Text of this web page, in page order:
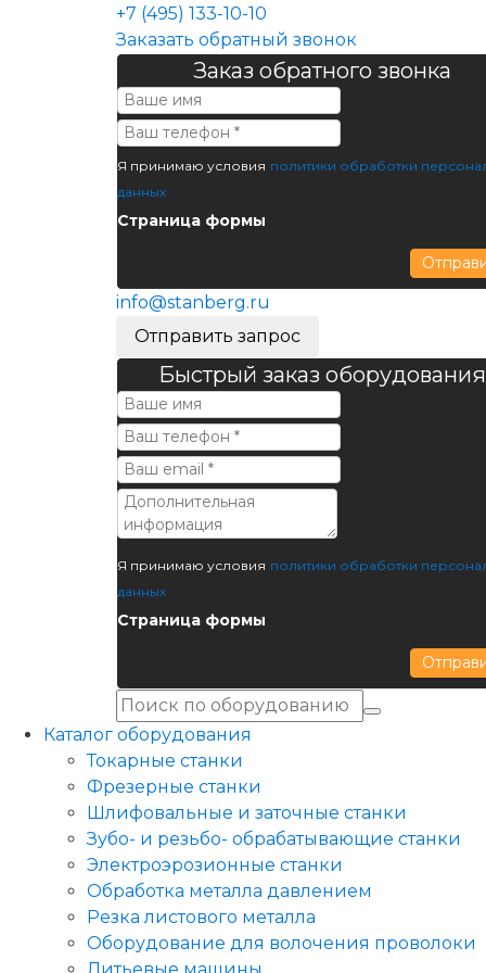
+7 (495) 133-10-10
Заказать обратный звонок
Заказ обратного звонка
Я принимаю условия политики обработки
данных
Страница формы
info@stanberg.ru
Отправить запрос
Быстрый заказ оборудования
Я принимаю условия политики обработки
данных
Страница формы
Каталог оборудования
Токарные станки
Фрезерные станки
Шлифовальные и заточные станки
Зубо- и резьбо- обрабатывающие станки
Электроэрозионные станки
Обработка металла давлением
Резка листового металла
Оборудование для волочения проволоки